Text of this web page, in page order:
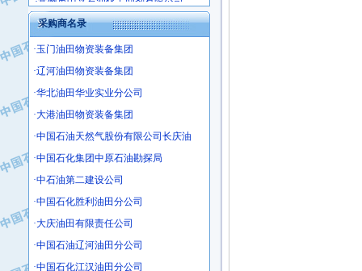
·姜堰市三联助剂有限公司
·四川中光高技术研究所有限责任公司
·江苏天安防雷工程有限责任公司
·山东东营胜利工业园区
·自贡五洲防腐安装有限公司
·成都长江水处理设备有限公司
·中核苏阀科技实业股份有限公司
·济南柴油机股份有限公司
·上海科瑞曼士德电源系统集成有限公
·东方合金铸造厂
·保定北奥石油物探特种车辆制造有限
·盘锦辽河油田天意石油装备有限公司
采购商名录
·玉门油田物资装备集团
·辽河油田物资装备集团
·华北油田华业实业分公司
·大港油田物资装备集团
·中国石油天然气股份有限公司长庆油
·中国石化集团中原石油勘探局
·中石油第二建设公司
·中国石化胜利油田分公司
·大庆油田有限责任公司
·中国石油辽河油田分公司
·中国石化江汉油田分公司